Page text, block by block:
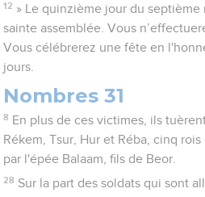
12 » Le quinzième jour du septième
sainte assemblée. Vous
Vous célébrerez une fête en
jours.
Nombres 31
8 En plus de ces victimes, ils
Rékem, Tsur, Hur et Réba, cinq
par l'épée Balaam, fils de Beor.
28 Sur la part des soldats qui sont